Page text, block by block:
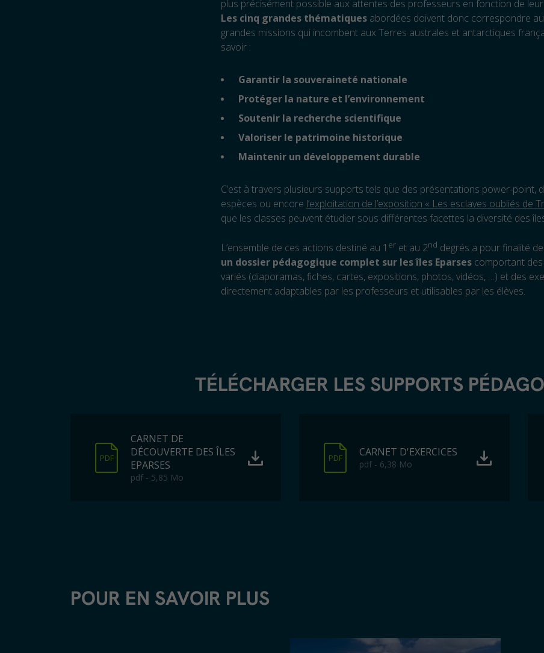
plus précisément possible aux attentes des professeurs en fonction de leur
Les cinq grandes thématiques abordées doivent donc correspondre
grandes missions qui incombent aux Terres australes et antarctiques
savoir :
Garantir la souveraineté nationale
Protéger la nature et l’environnement
Soutenir la recherche scientifique
Valoriser le patrimoine historique
Maintenir un développement durable
C’est à travers plusieurs supports tels que des présentations power-point,
espèces ou encore l’exploitation de l’exposition « Les esclaves oubliés de
que les classes peuvent étudier sous différentes facettes la diversité des
L’ensemble de ces actions destiné au 1 er et au 2nd degrés a pour finalité
un dossier pédagogique complet sur les îles Eparses comportant
variés (diaporamas, fiches, cartes, expositions, photos, vidéos, …) et des
directement adaptables par les professeurs et utilisables par les élèves.
TÉLÉCHARGER LES SUPPORTS
PDF
CARNET DE
DÉCOUVERTE DES ÎLES
EPARSES
pdf - 5,85 Mo
PDF CARNET D'EXERCICES
pdf - 6,38 Mo
POUR EN SAVOIR PLUS